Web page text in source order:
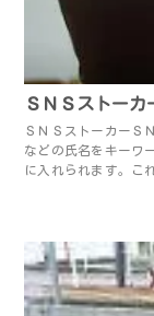
ＳＮＳストーカ
ＳＮＳストーカーＳ
などの氏名をキーワ
に入れられます。こ